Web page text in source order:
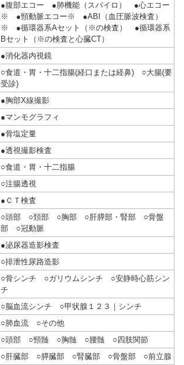
●腹部エコー ●肺機能（スパイロ） ●心エコー
※ ●頸動脈エコー※ ●ABI（血圧脈波検査）
※ ●循環器系Aセット（※の検査） ●循環器系
Bセット（※の検査と心臓CT）
●消化器内視鏡
○食道・胃・十二指腸(経口または経鼻) ○大腸(要
受診)
●胸部X線撮影
●マンモグラフィ
●骨塩定量
●透視撮影検査
○食道・胃・十二指腸
○注腸透視
●ＣＴ検査
○頭部 ○頚部 ○胸部 ○肝膵部・腎部 ○骨盤
部 ○冠動脈
●泌尿器造影検査
○排泄性尿路造影
○骨シンチ ○ガリウムシンチ ○安静時心筋シン
チ
○脳血流シンチ ○甲状腺１２３｜シンチ
○肺血流 ○その他
○頭部 ○頸髄 ○胸髄 ○腰髄 ○四肢関節
○肝臓部 ○膵臓部 ○腎臓部 ○骨盤部 ○前立腺